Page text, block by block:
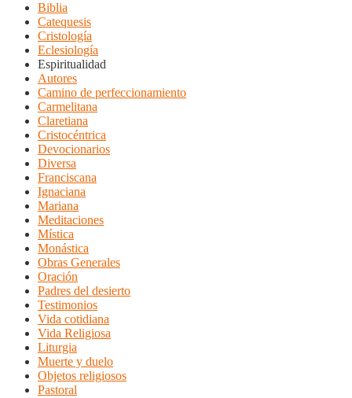
Biblia
Catequesis
Cristología
Eclesiología
Espiritualidad
Autores
Camino de perfeccionamiento
Carmelitana
Claretiana
Cristocéntrica
Devocionarios
Diversa
Franciscana
Ignaciana
Mariana
Meditaciones
Mística
Monástica
Obras Generales
Oración
Padres del desierto
Testimonios
Vida cotidiana
Vida Religiosa
Liturgia
Muerte y duelo
Objetos religiosos
Pastoral